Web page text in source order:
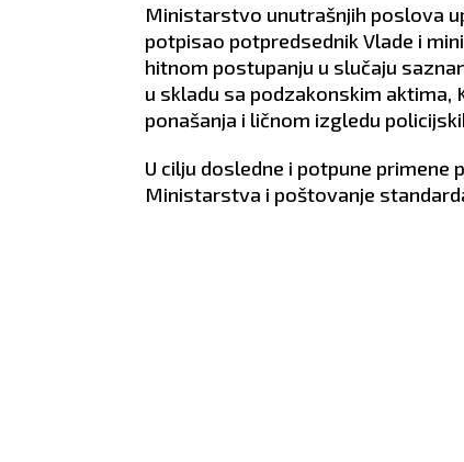
Ministarstvo unutrašnjih poslova
potpisao potpredsednik Vlade i
hitnom postupanju u slučaju
u skladu sa podzakonskim aktima,
ponašanja i ličnom izgledu
U cilju dosledne i potpune primene
Ministarstva i poštovanje